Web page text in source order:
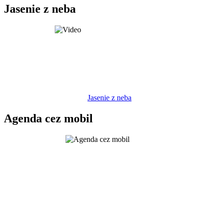
Jasenie z neba
Jasenie z neba
Agenda cez mobil